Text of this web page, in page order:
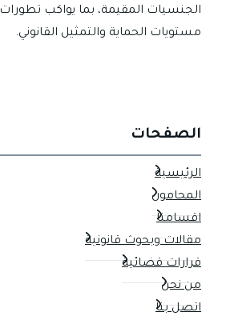
الجنسيات المقيمة، بما يواكب تطورات
مستويات الحماية والتمثيل القانوني.
الصفحات
الرئيسية
المحامون
اقسامنا
مقالات وبحوث قانونية
قرارات قضائية
من نحن
اتصل بنا